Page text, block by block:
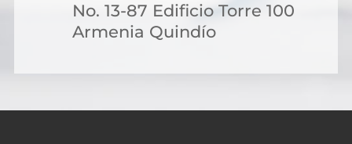
No. 13-87 Edificio Torre 100
Armenia Quindío